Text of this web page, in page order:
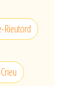
Rieutord